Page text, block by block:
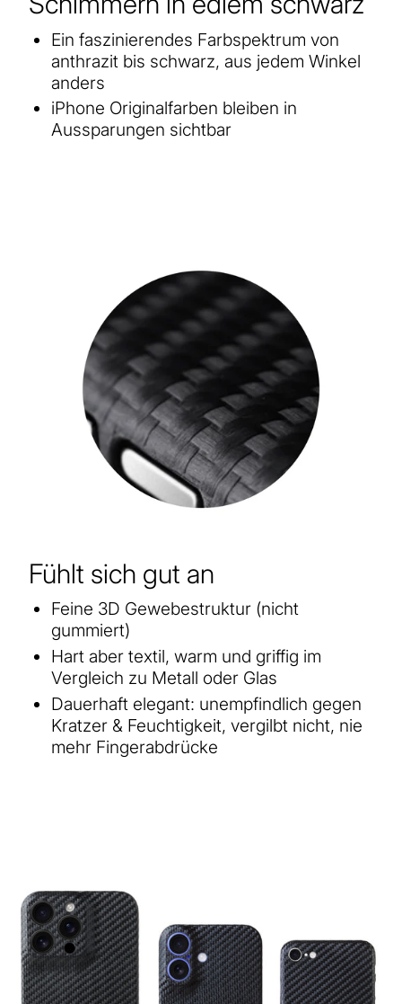
Ein faszinierendes Farbspektrum von
anthrazit bis schwarz, aus jedem Winkel
anders
iPhone Originalfarben bleiben in
Aussparungen sichtbar
Fühlt sich gut an
Feine 3D Gewebestruktur (nicht
gummiert)
Hart aber textil, warm und griffig im
Vergleich zu Metall oder Glas
Dauerhaft elegant: unempfindlich gegen
Kratzer & Feuchtigkeit, vergilbt nicht, nie
mehr Fingerabdrücke